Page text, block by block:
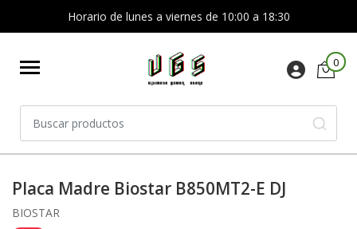
Horario de lunes a viernes de 10:00 a 18:30
0
Placa Madre Biostar B850MT2-E DJ
BIOSTAR